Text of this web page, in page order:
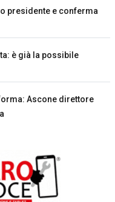
presidente e conferma
è già la possibile
Ascone direttore